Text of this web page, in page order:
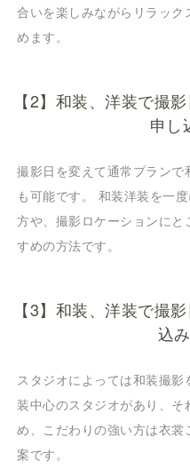
合いを楽しみながらリラッ
めます。
【2】和装、洋装で撮
申し
撮影日を変えて通常プランで
も可能です。 和装洋装を一
方や、撮影ロケーションに
すめの方法です。
【3】和装、洋装で撮
込
スタジオによっては和装撮
装中心のスタジオがあり、
め、こだわりの強い方は衣
案です。